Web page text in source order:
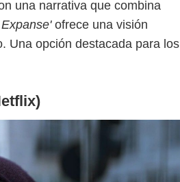
una narrativa que combina
ofrece una visión
Una opción destacada para los